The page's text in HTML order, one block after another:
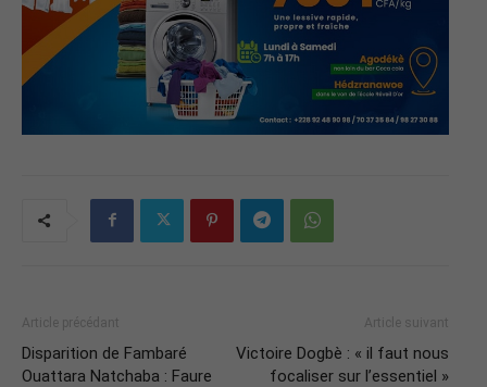
Article précédant
Disparition de Fambaré
Ouattara Natchaba : Faure
Article suivant
Victoire Dogbè : « il faut nous
focaliser sur l’essentiel »